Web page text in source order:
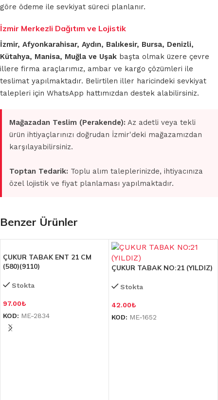
göre ödeme ile sevkiyat süreci planlanır.
İzmir Merkezli Dağıtım ve Lojistik
İzmir, Afyonkarahisar, Aydın, Balıkesir, Bursa, Denizli,
Kütahya, Manisa, Muğla ve Uşak başta olmak üzere çevre
illere firma araçlarımız, ambar ve kargo çözümleri ile
teslimat yapılmaktadır. Belirtilen iller haricindeki sevkiyat
talepleri için WhatsApp hattımızdan destek alabilirsiniz.
Mağazadan Teslim (Perakende): Az adetli veya tekli
ürün ihtiyaçlarınızı doğrudan İzmir'deki mağazamızdan
karşılayabilirsiniz.
Toptan Tedarik: Toplu alım taleplerinizde, ihtiyacınıza
özel lojistik ve fiyat planlaması yapılmaktadır.
Benzer Ürünler
ÇUKUR TABAK ENT 21 CM
(580)(9110)
Stokta
97.00₺
KOD: ME-2834
ÇUKUR TABAK NO:21 (YILDIZ)
Stokta
42.00₺
KOD: ME-1652